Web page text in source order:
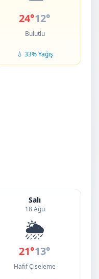
24°12°
Bulutlu
💧 33% Yağış
Salı
18 Ağu
🌦️
21°13°
Hafif Çiseleme